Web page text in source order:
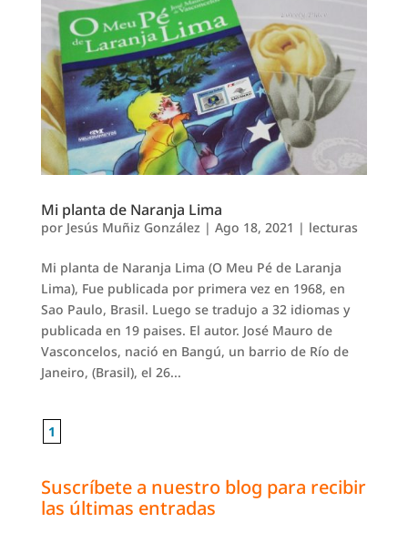
Mi planta de Naranja Lima
por Jesús Muñiz González | Ago 18, 2021 | lecturas
Mi planta de Naranja Lima (O Meu Pé de Laranja
Lima), Fue publicada por primera vez en 1968, en
Sao Paulo, Brasil. Luego se tradujo a 32 idiomas y
publicada en 19 paises. El autor. José Mauro de
Vasconcelos, nació en Bangú, un barrio de Río de
Janeiro, (Brasil), el 26...
1
Suscríbete a nuestro blog para recibir
las últimas entradas